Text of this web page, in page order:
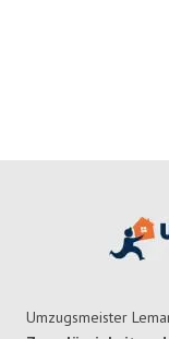
Umzugsmeister